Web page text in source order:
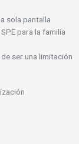
sola pantalla
para la familia
ser una limitación